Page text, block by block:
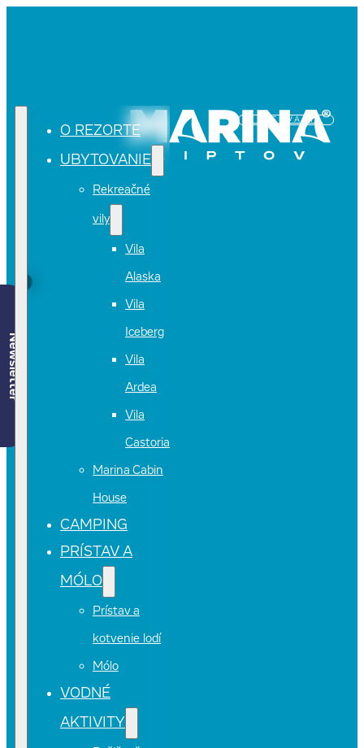
O REZORTE
UBYTOVANIE
Rekreačné
vily
Vila
Alaska
Vila
Iceberg
Vila
Ardea
Vila
Castoria
Marina Cabin
House
CAMPING
PRÍSTAV A
MÓLO
Prístav a
kotvenie lodí
Mólo
VODNÉ
AKTIVITY
REZERVÁCIA
Newsletter